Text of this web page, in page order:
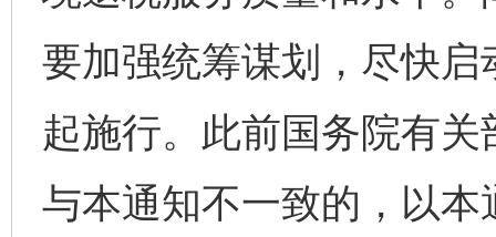
要加强统筹谋划，尽快
起施行。此前国务院有
与本通知不一致的，以本